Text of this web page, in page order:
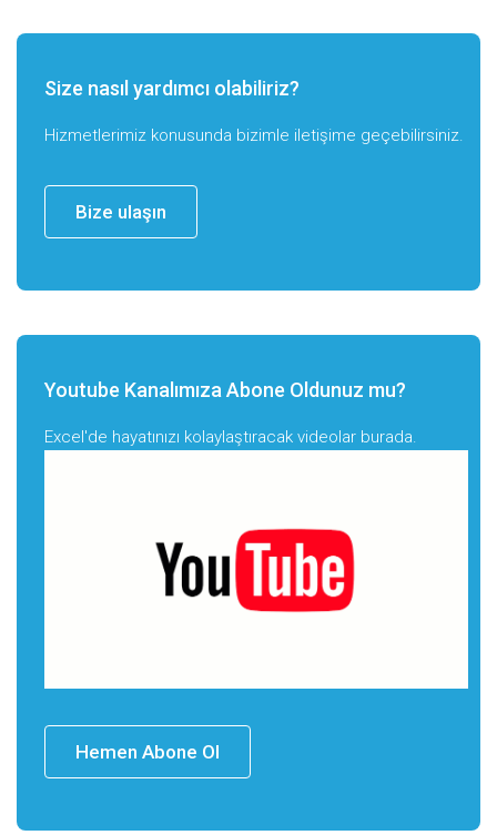
Size nasıl yardımcı olabiliriz?
Hizmetlerimiz konusunda bizimle iletişime geçebilirsiniz.
Bize ulaşın
Youtube Kanalımıza Abone Oldunuz mu?
Excel'de hayatınızı kolaylaştıracak videolar burada.
Hemen Abone Ol